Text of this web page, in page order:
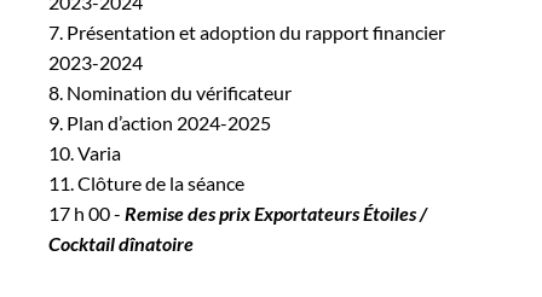
Présentation et adoption du rapport financier
2023-2024
Nomination du vérificateur
Plan d’action 2024-2025
Varia
Clôture de la séance
17 h 00 - Remise des prix Exportateurs Étoiles /
Cocktail dînatoire